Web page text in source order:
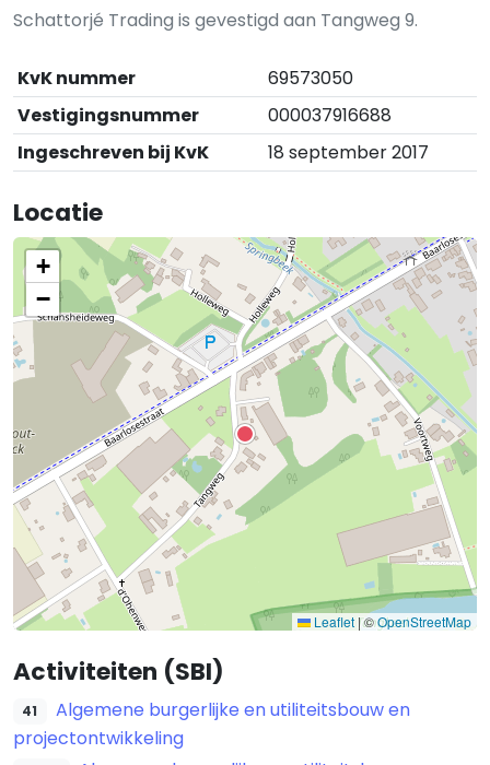
Schattorjé Trading is gevestigd aan Tangweg 9.
KvK nummer
69573050
Vestigingsnummer
000037916688
Ingeschreven bij KvK
18 september 2017
Locatie
+
−
Leaflet|©OpenStreetMap
Activiteiten (SBI)
41
Algemene burgerlijke en utiliteitsbouw en
projectontwikkeling